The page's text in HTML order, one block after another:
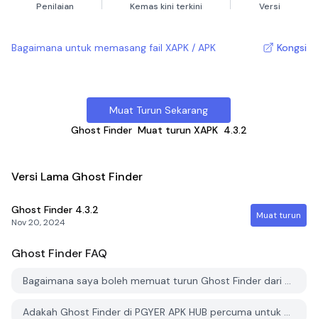
Penilaian Kemas kini terkini Versi
Bagaimana untuk memasang fail XAPK / APK Kongsi
Muat Turun Sekarang
Ghost Finder Muat turun XAPK 4.3.2
Versi Lama Ghost Finder
Ghost Finder 4.3.2
Nov 20, 2024
Muat turun
Ghost Finder FAQ
Bagaimana saya boleh memuat turun Ghost Finder dari PGYER APK HUB?
Adakah Ghost Finder di PGYER APK HUB percuma untuk dimuat turun?